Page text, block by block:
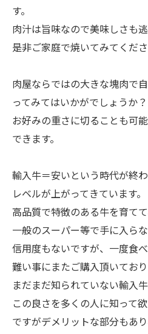
す。
肉汁は旨味なので美味しさも逃
是非ご家庭で焼いてみてくださ
肉屋ならではの大きな塊肉で
ってみてはいかがでしょうか？
お好みの重さに切ることも可
できます。
輸入牛＝安いという時代が終
レベルが上がってきています。
高品質で特徴のある牛を育て
一般のスーパー等で手に入ら
信用度もないですが、一度食
難い事にまたご購入頂いており
まだまだ知られていない輸入牛
この良さを多くの人に知って
ですがデメリットな部分もあ